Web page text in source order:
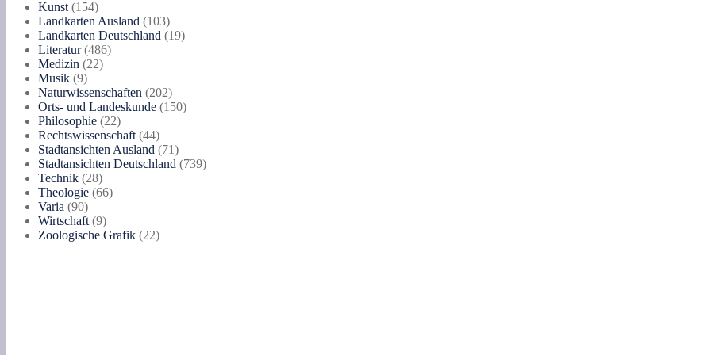
Kunst 154154
Produkte
Landkarten Ausland 103103
Produkte
Landkarten Deutschland 1919
Literatur 486486
Medizin 2222
Musik 99
Produkte
Naturwissenschaften 202202
Produkte
Orts- und Landeskunde 150150
Philosophie 2222
Produkte
Rechtswissenschaft 4444
Produkte
Stadtansichten Ausland 7171
Produkte
Stadtansichten Deutschland 739739
Technik 2828
Produkte
Theologie 6666
Varia 9090
Produkte
Wirtschaft 99
Produkte
Zoologische Grafik 2222